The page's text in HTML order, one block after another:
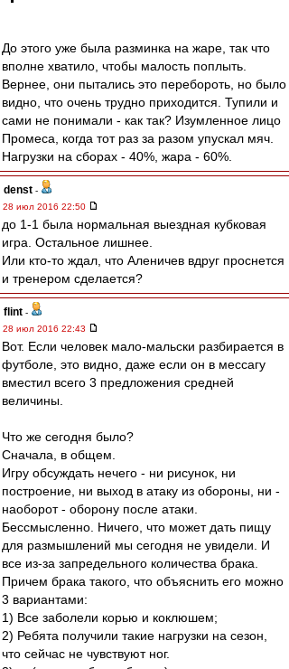
До этого уже была разминка на жаре, так что
вполне хватило, чтобы малость поплыть.
Вернее, они пытались это перебороть, но было
видно, что очень трудно приходится. Тупили и
сами не понимали - как так? Изумленное лицо
Промеса, когда тот раз за разом упускал мяч.
Нагрузки на сборах - 40%, жара - 60%.
denst -
28 июл 2016 22:50
до 1-1 была нормальная выездная кубковая
игра. Остальное лишнее.
Или кто-то ждал, что Аленичев вдруг проснется
и тренером сделается?
flint -
28 июл 2016 22:43
Вот. Если человек мало-мальски разбирается в
футболе, это видно, даже если он в мессагу
вместил всего 3 предложения средней
величины.
Что же сегодня было?
Сначала, в общем.
Игру обсуждать нечего - ни рисунок, ни
построение, ни выход в атаку из обороны, ни -
наоборот - оборону после атаки.
Бессмысленно. Ничего, что может дать пищу
для размышлений мы сегодня не увидели. И
все из-за запредельного количества брака.
Причем брака такого, что объяснить его можно
3 вариантами:
1) Все заболели корью и коклюшем;
2) Ребята получили такие нагрузки на сезон,
что сейчас не чувствуют ног.